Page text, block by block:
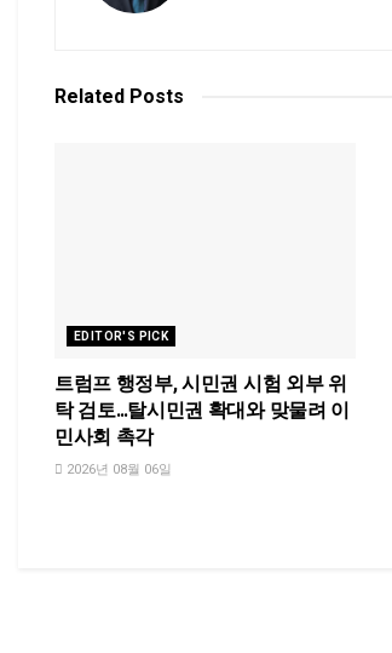
Related Posts
EDITOR'S PICK
트럼프 행정부, 시민권 시험 외부 위
탁 검토…탈시민권 확대와 맞물려 이
민사회 촉각
2026년 08월 06일